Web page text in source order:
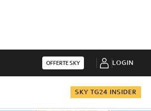
OFFERTE SKY LOGIN
SKY TG24 INSIDER